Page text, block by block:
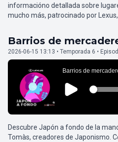
informacióno detallada sobre
mucho más, patrocinado por
Barrios de
2026-06-15 13:13 • Temporada 6 •
Descubre Japón a fondo de la
Tomàs, creadores de Japonismo.